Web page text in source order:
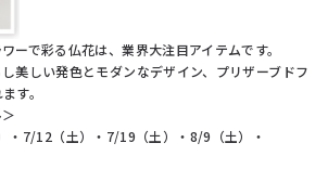
ーで彩る仏花は、業界大注目アイテムです。
美しい発色とモダンなデザイン、プリザーブドフ
す。
・7/12（土）・7/19（土）・8/9（土）・